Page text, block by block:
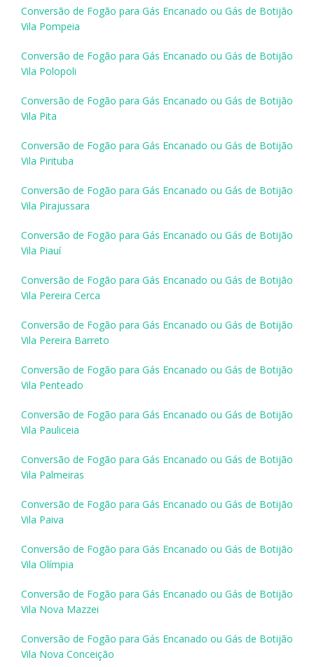
Conversão de Fogão para Gás Encanado ou Gás de Botijão
Vila Pompeia
Conversão de Fogão para Gás Encanado ou Gás de Botijão
Vila Polopoli
Conversão de Fogão para Gás Encanado ou Gás de Botijão
Vila Pita
Conversão de Fogão para Gás Encanado ou Gás de Botijão
Vila Pirituba
Conversão de Fogão para Gás Encanado ou Gás de Botijão
Vila Pirajussara
Conversão de Fogão para Gás Encanado ou Gás de Botijão
Vila Piauí
Conversão de Fogão para Gás Encanado ou Gás de Botijão
Vila Pereira Cerca
Conversão de Fogão para Gás Encanado ou Gás de Botijão
Vila Pereira Barreto
Conversão de Fogão para Gás Encanado ou Gás de Botijão
Vila Penteado
Conversão de Fogão para Gás Encanado ou Gás de Botijão
Vila Pauliceia
Conversão de Fogão para Gás Encanado ou Gás de Botijão
Vila Palmeiras
Conversão de Fogão para Gás Encanado ou Gás de Botijão
Vila Paiva
Conversão de Fogão para Gás Encanado ou Gás de Botijão
Vila Olímpia
Conversão de Fogão para Gás Encanado ou Gás de Botijão
Vila Nova Mazzei
Conversão de Fogão para Gás Encanado ou Gás de Botijão
Vila Nova Conceição